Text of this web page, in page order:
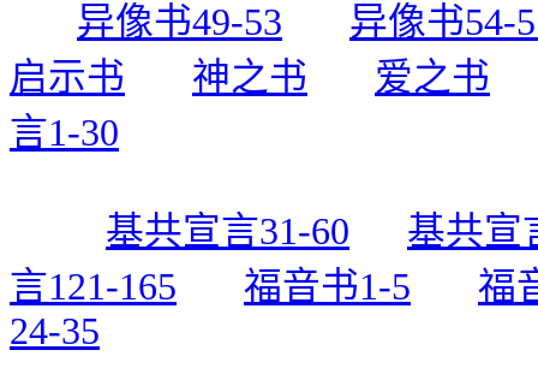
异像书49-53
异像书54-
启示书
神之书
爱之书
言1-30
基共宣言31-60
基共宣
言121-165
福音书1-5
福
24-35